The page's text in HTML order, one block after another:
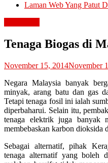
Laman Web Yang Patut
Tenaga Biogas di
November 15, 2014November
Negara Malaysia banyak
minyak, arang batu dan gas
Tetapi tenaga fosil ini ialah
diperbaharui. Selain itu,
tenaga elektrik juga banyak
membebaskan karbon dioksida
Sebagai alternatif, pihak
tenaga alternatif yang boleh